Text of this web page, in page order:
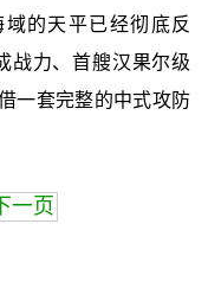
的天平已经彻底反
战力、首艘汉果尔级
一套完整的中式攻防
下一页